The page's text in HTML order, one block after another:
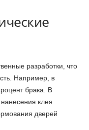
разработки, что
Например, в
брака. В
клея
дверей